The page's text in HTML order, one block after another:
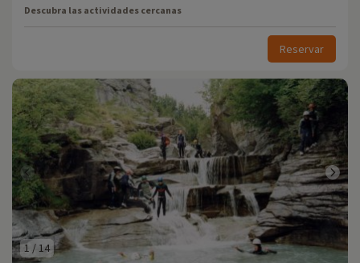
Descubra las actividades cercanas
Reservar
1 /14